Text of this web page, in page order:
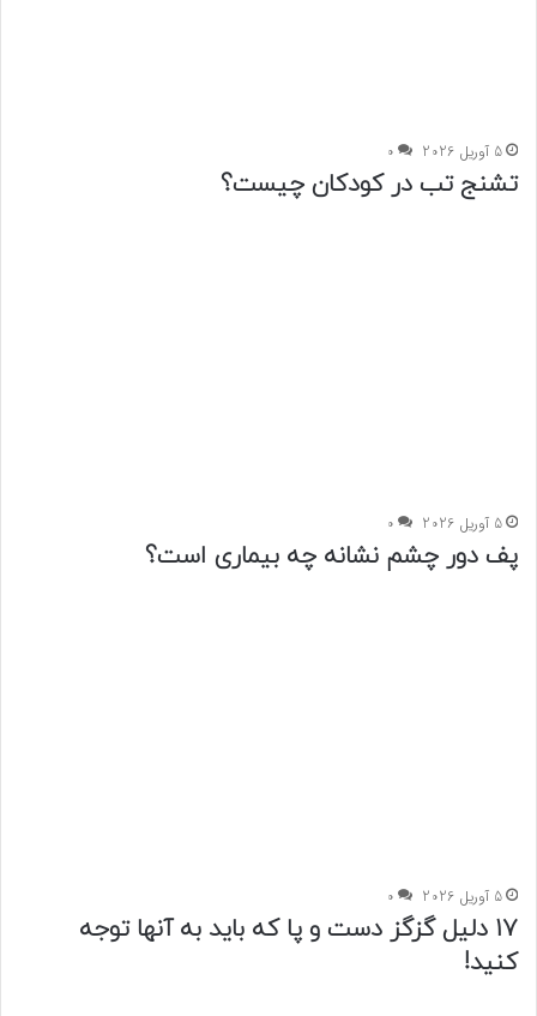
5 آوریل 2026 0
تشنج تب در کودکان چیست؟
5 آوریل 2026 0
پف دور چشم نشانه چه بیماری است؟
5 آوریل 2026 0
17 دلیل گزگز دست و پا که باید به آنها توجه
کنید!